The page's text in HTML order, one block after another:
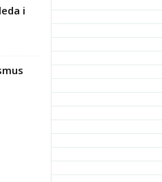
i